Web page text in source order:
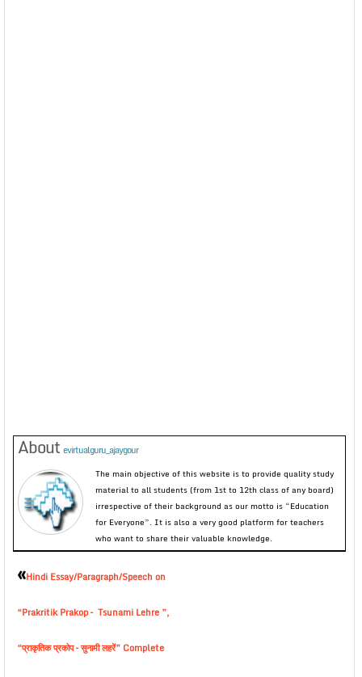
About evirtualguru_ajaygour
The main objective of this website is to provide quality study
material to all students (from 1st to 12th class of any board)
irrespective of their background as our motto is “Education
for Everyone”. It is also a very good platform for teachers
who want to share their valuable knowledge.
«Hindi Essay/Paragraph/Speech on
“Prakritik Prakop – Tsunami Lehre ”,
“प्राकृतिक प्रकोप – सुनामी लहरें” Complete